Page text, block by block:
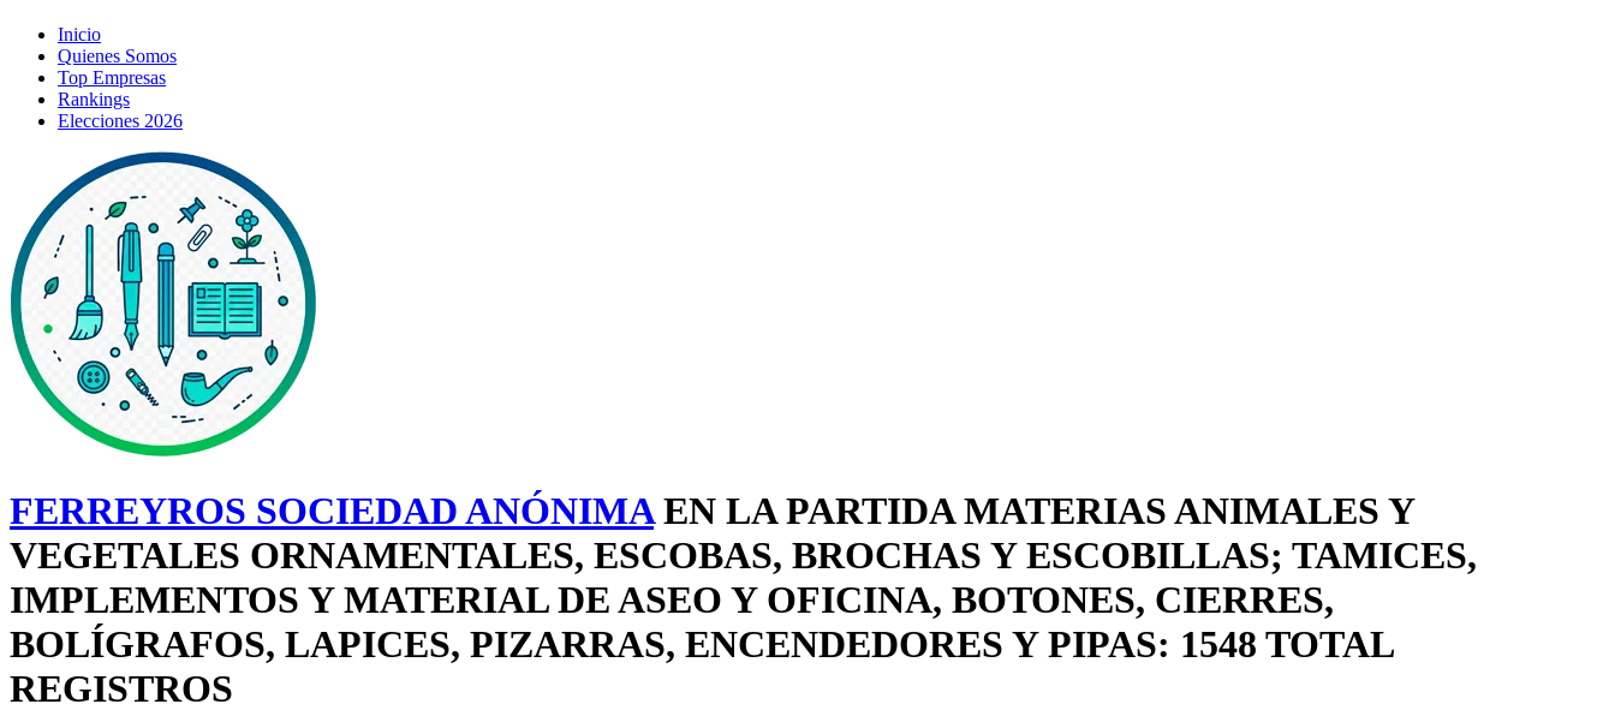
Inicio
Quienes Somos
Top Empresas
Rankings
Elecciones 2026
FERREYROS SOCIEDAD ANÓNIMAEN LA PARTIDA MATERIAS ANIMALES Y
VEGETALES ORNAMENTALES, ESCOBAS, BROCHAS Y ESCOBILLAS; TAMICES,
IMPLEMENTOS Y MATERIAL DE ASEO Y OFICINA, BOTONES, CIERRES,
BOLÍGRAFOS, LAPICES, PIZARRAS, ENCENDEDORES Y PIPAS: 1548 TOTAL
REGISTROS